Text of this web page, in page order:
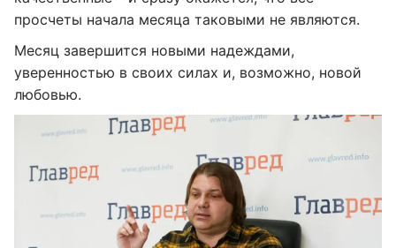
просчеты начала месяца таковыми не являются.
Месяц завершится новыми надеждами,
уверенностью в своих силах и, возможно, новой
любовью.